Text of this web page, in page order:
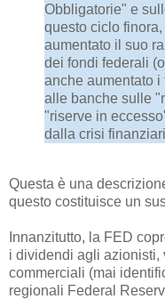
Obbligatorie" e
questo ciclo
aumentato il suo
dei fondi federali
anche aumentato
alle banche sulle
"riserve in
dalla crisi
Questa è una
questo costituisce un
Innanzitutto, la FED
i dividendi agli azionisti,
commerciali (mai
regionali Federal